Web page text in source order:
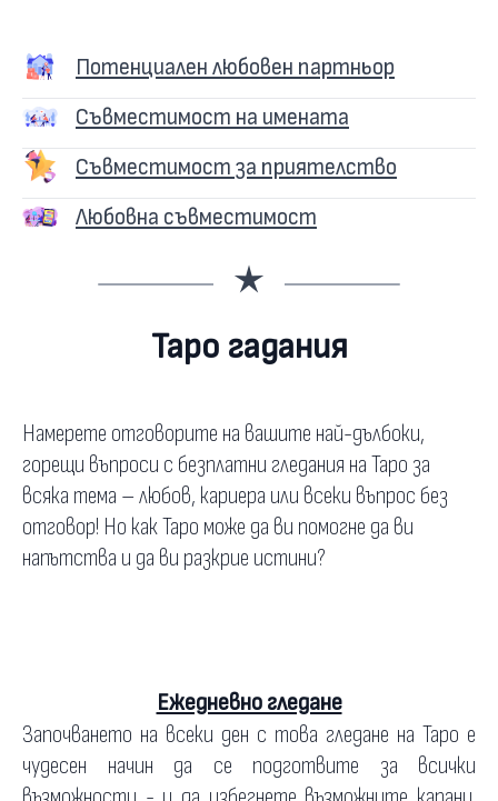
Потенциален любовен партньор
Съвместимост на имената
Съвместимост за приятелство
Любовна съвместимост
Таро гадания
Намерете отговорите на вашите най-дълбоки,
горещи въпроси с безплатни гледания на Таро за
всяка тема – любов, кариера или всеки въпрос без
отговор! Но как Таро може да ви помогне да ви
напътства и да ви разкрие истини?
Ежедневно гледане
Започването на всеки ден с това гледане на Таро е
чудесен начин да се подготвите за всички